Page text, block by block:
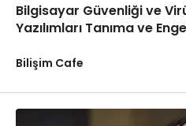
Bilgisayar Güvenliği ve
Yazılımları Tanıma ve
Bilişim Cafe